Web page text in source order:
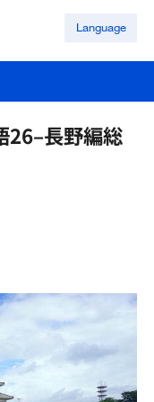
Language
26–長野編総